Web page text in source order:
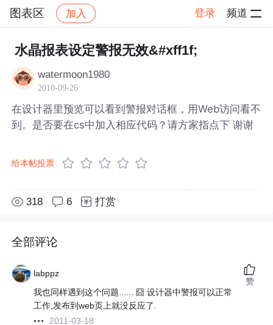
图表区 加入 登录 频道
社区 图表区 帖子详情
水晶报表设定警报无效&#xff1f;
watermoon1980
2010-09-26
在设计器里预览可以看到警报对话框，用Web访问看不
到。是否要在cs中加入相应代码？请方家指点下 谢谢
给本帖投票
318 6 打赏
全部评论
labppz
我也同样遇到这个问题...... 囧 设计器中警报可以正常
工作,发布到web页上就没反应了.
2011-03-18
赞